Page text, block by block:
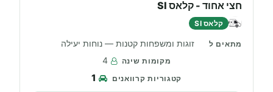
חצי אחוד - קלאס SI
קלאס SI
זוגות ומשפחות קטנות — נוחות יעילה
4
1